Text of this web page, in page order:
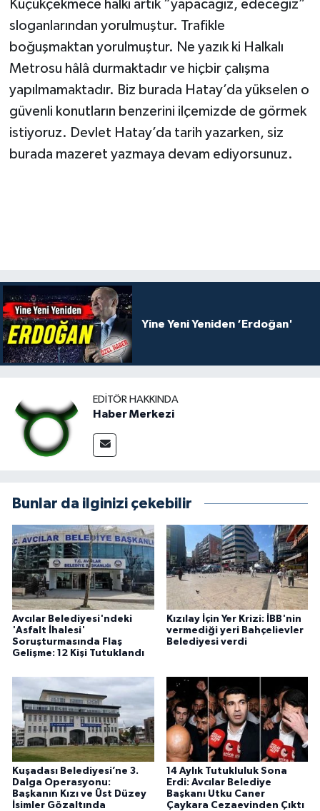
Küçükçekmece halkı artık “yapacağız, edeceğiz”
sloganlarından yorulmuştur. Trafikle
boğuşmaktan yorulmuştur. Ne yazık ki Halkalı
Metrosu hâlâ durmaktadır ve hiçbir çalışma
yapılmamaktadır. Biz burada Hatay’da yükselen o
güvenli konutların benzerini ilçemizde de görmek
istiyoruz. Devlet Hatay’da tarih yazarken, siz
burada mazeret yazmaya devam ediyorsunuz.
Yine Yeni Yeniden ‘Erdoğan'
EDITÖR HAKKINDA
Haber Merkezi
Bunlar da ilginizi çekebilir
Avcılar Belediyesi'ndeki
'Asfalt İhalesi'
Soruşturmasında Flaş
Gelişme: 12 Kişi Tutuklandı
Kızılay İçin Yer Krizi: İBB'nin
vermediği yeri Bahçelievler
Belediyesi verdi
Kuşadası Belediyesi’ne 3.
Dalga Operasyonu:
Başkanın Kızı ve Üst Düzey
İsimler Gözaltında
14 Aylık Tutukluluk Sona
Erdi: Avcılar Belediye
Başkanı Utku Caner
Çaykara Cezaevinden Çıktı